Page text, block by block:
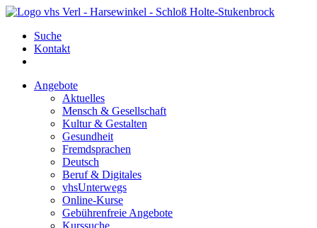
Suche
Kontakt
Angebote
Aktuelles
Mensch & Gesellschaft
Kultur & Gestalten
Gesundheit
Fremdsprachen
Deutsch
Beruf & Digitales
vhsUnterwegs
Online-Kurse
Gebührenfreie Angebote
Kurssuche